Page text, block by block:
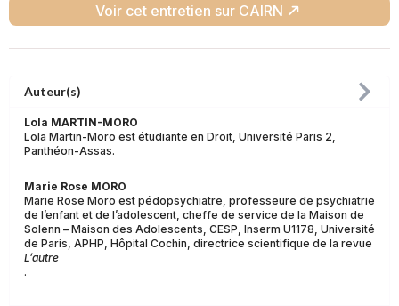
Voir cet entretien sur CAIRN
Auteur(s)
Lola MARTIN-MORO
Lola Martin-Moro est étudiante en Droit, Université Paris 2,
Panthéon-Assas.
Marie Rose MORO
Marie Rose Moro est pédopsychiatre, professeure de psychiatrie
de l’enfant et de l’adolescent, cheffe de service de la Maison de
Solenn – Maison des Adolescents, CESP, Inserm U1178, Université
de Paris, APHP, Hôpital Cochin, directrice scientifique de la revue
L’autre
.